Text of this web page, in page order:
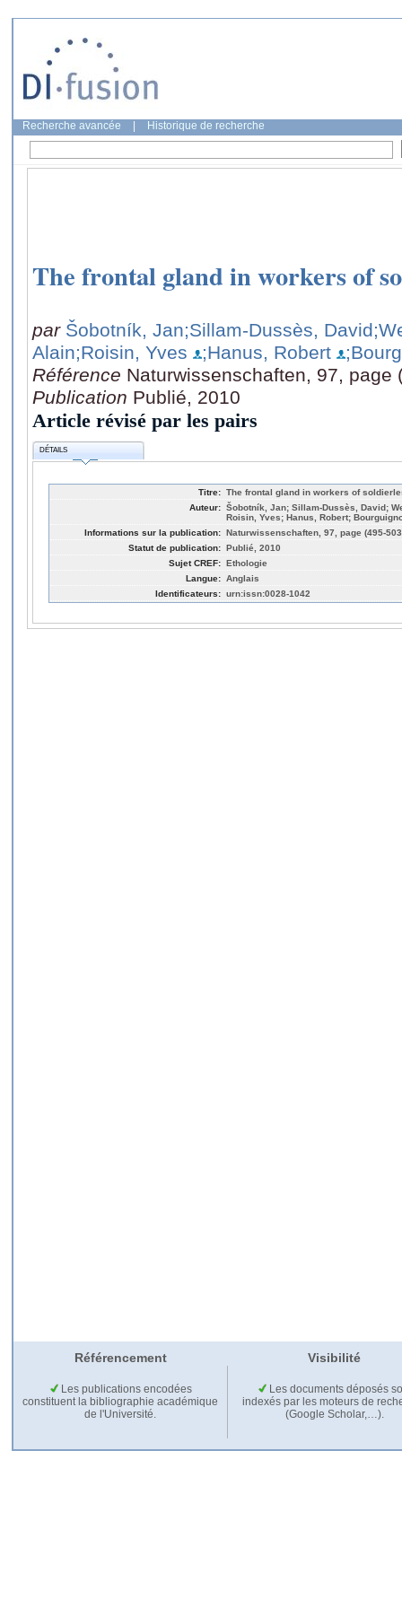
Recherche avancée Historique de recherche
The frontal gland in workers of
par Šobotník, Jan;Sillam-Dussès, David
Alain;Roisin, Yves ;Hanus, Robert
Référence Naturwissenschaften, 97, page
Publication Publié, 2010
Article révisé par les pairs
DÉTAILS
Titre: The frontal gland in workers of
Auteur: Šobotník, Jan; Sillam-Dussès, David;
Roisin, Yves; Hanus, Robert;
Informations sur la publication: Naturwissenschaften, 97, page (495-
Statut de publication: Publié, 2010
Sujet CREF: Ethologie
Langue: Anglais
Identificateurs: urn:issn:0028-1042
Référencement Visibilité
Les publications encodées
constituent la bibliographie académique
de l'Université.
Les documents déposés
indexés par les moteurs de
(Google Scholar,…).